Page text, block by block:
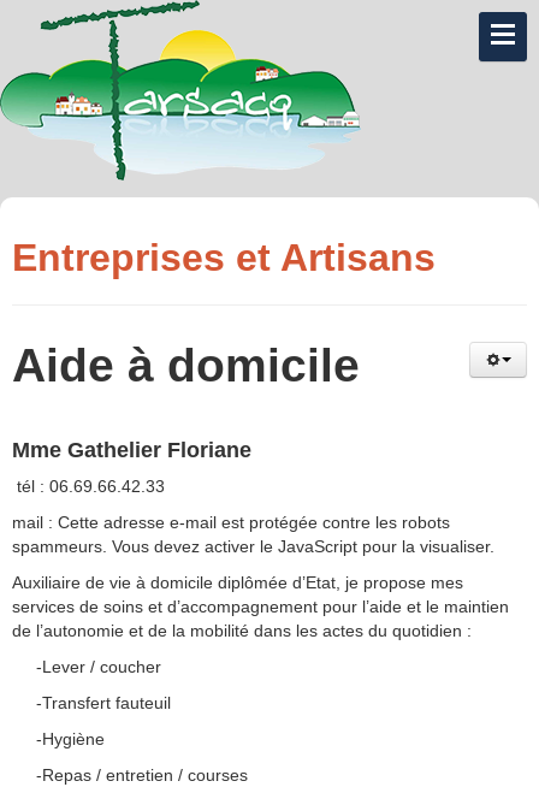
Entreprises et Artisans
Aide à domicile
Mme Gathelier Floriane
tél : 06.69.66.42.33
mail : Cette adresse e-mail est protégée contre les robots
spammeurs. Vous devez activer le JavaScript pour la visualiser.
Auxiliaire de vie à domicile diplômée d’Etat, je propose mes
services de soins et d’accompagnement pour l’aide et le maintien
de l’autonomie et de la mobilité dans les actes du quotidien :
-Lever / coucher
-Transfert fauteuil
-Hygiène
-Repas / entretien / courses